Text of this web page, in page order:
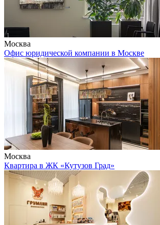
Москва
Офис юридической компании в Москве
Москва
Квартира в ЖК «Кутузов Град»